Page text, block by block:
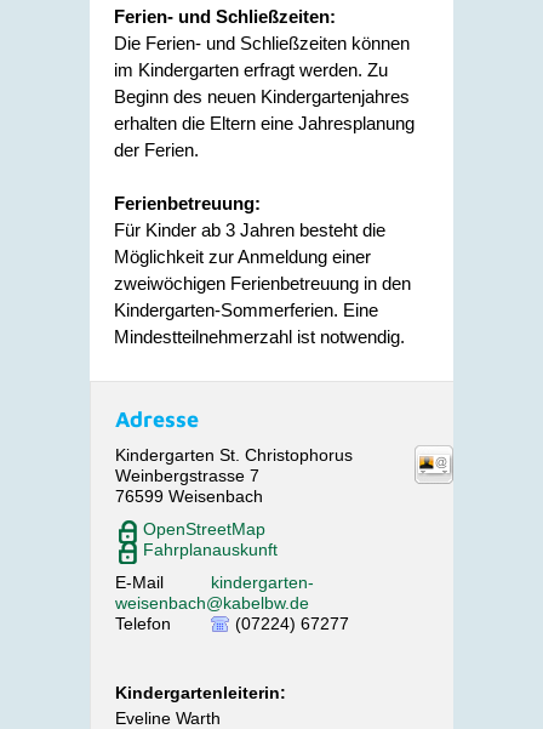
Ferien- und Schließzeiten:
Die Ferien- und Schließzeiten können
im Kindergarten erfragt werden. Zu
Beginn des neuen Kindergartenjahres
erhalten die Eltern eine Jahresplanung
der Ferien.
Ferienbetreuung:
Für Kinder ab 3 Jahren besteht die
Möglichkeit zur Anmeldung einer
zweiwöchigen Ferienbetreuung in den
Kindergarten-Sommerferien. Eine
Mindestteilnehmerzahl ist notwendig.
Adresse
Kindergarten St. Christophorus
Weinbergstrasse 7
76599 Weisenbach
OpenStreetMap
Fahrplanauskunft
E-Mail
kindergarten-
weisenbach@kabelbw.de
Telefon
(07224) 67277
Kindergartenleiterin:
Eveline Warth